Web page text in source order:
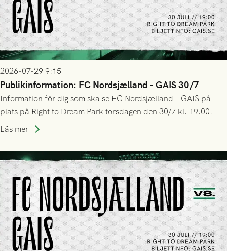
2026-07-29 9:15
Publikinformation: FC Nordsjælland - GAIS 30/7
Information för dig som ska se FC Nordsjælland - GAIS på
plats på Right to Dream Park torsdagen den 30/7 kl. 19.00.
Läs mer